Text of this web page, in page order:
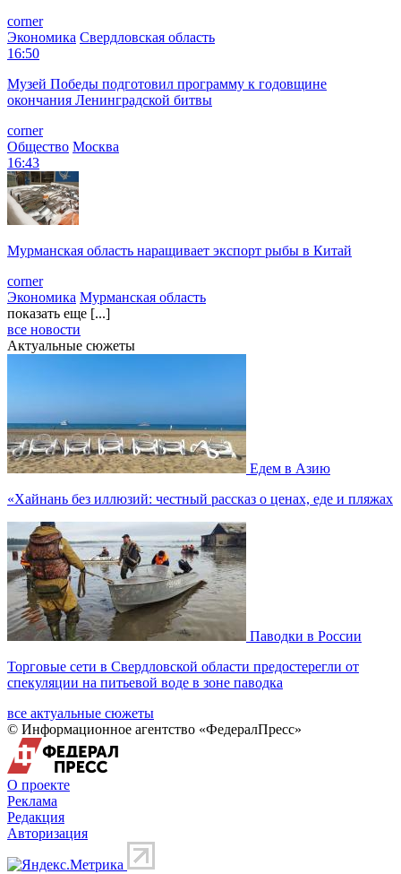
corner
Экономика Свердловская область
16:50
Музей Победы подготовил программу к годовщине
окончания Ленинградской битвы
corner
Общество Москва
16:43
Мурманская область наращивает экспорт рыбы в Китай
corner
Экономика Мурманская область
показать еще [...]
все новости
Актуальные сюжеты
Едем в Азию
«Хайнань без иллюзий: честный рассказ о ценах, еде и пляжах
Паводки в России
Торговые сети в Свердловской области предостерегли от
спекуляции на питьевой воде в зоне паводка
все актуальные сюжеты
© Информационное агентство «ФедералПресс»
О проекте
Реклама
Редакция
Авторизация